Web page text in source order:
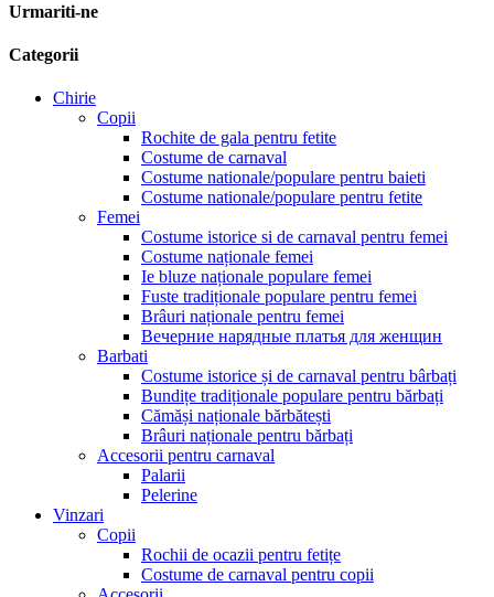
Urmariti-ne
Categorii
Chirie
Copii
Rochite de gala pentru fetite
Costume de carnaval
Costume nationale/populare pentru baieti
Costume nationale/populare pentru fetite
Femei
Costume istorice si de carnaval pentru femei
Costume naționale femei
Ie bluze naționale populare femei
Fuste tradiționale populare pentru femei
Brâuri naționale pentru femei
Вечерние нарядные платья для женщин
Barbati
Costume istorice și de carnaval pentru bârbați
Bundițe tradiționale populare pentru bărbați
Cămăși naționale bărbătești
Brâuri naționale pentru bărbați
Accesorii pentru carnaval
Palarii
Pelerine
Vinzari
Copii
Rochii de ocazii pentru fetițe
Costume de carnaval pentru copii